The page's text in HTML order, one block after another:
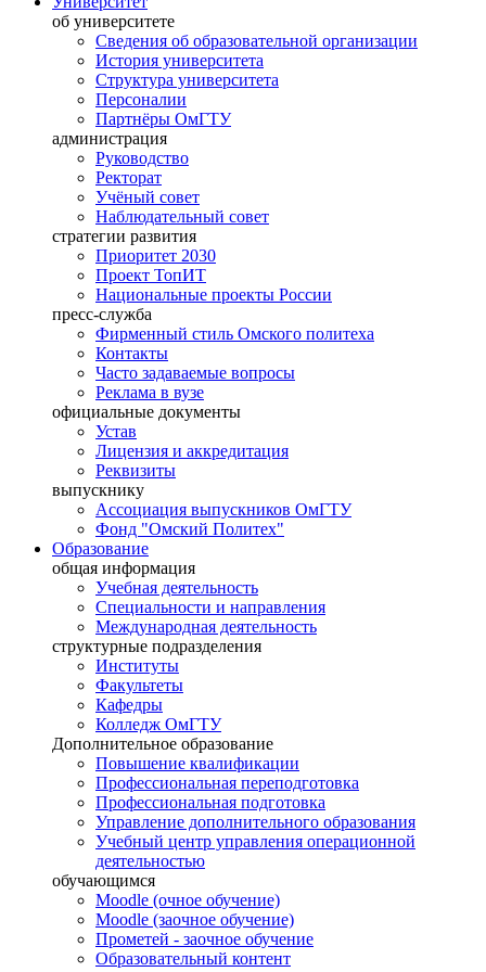
об университете
Сведения об образовательной организации
История университета
Структура университета
Персоналии
Партнёры ОмГТУ
администрация
Руководство
Ректорат
Учёный совет
Наблюдательный совет
стратегии развития
Приоритет 2030
Проект ТопИТ
Национальные проекты России
пресс-служба
Фирменный стиль Омского политеха
Контакты
Часто задаваемые вопросы
Реклама в вузе
официальные документы
Устав
Лицензия и аккредитация
Реквизиты
выпускнику
Ассоциация выпускников ОмГТУ
Фонд "Омский Политех"
Образование
общая информация
Учебная деятельность
Специальности и направления
Международная деятельность
структурные подразделения
Институты
Факультеты
Кафедры
Колледж ОмГТУ
Дополнительное образование
Повышение квалификации
Профессиональная переподготовка
Профессиональная подготовка
Управление дополнительного образования
Учебный центр управления операционной
деятельностью
обучающимся
Moodle (очное обучение)
Moodle (заочное обучение)
Прометей - заочное обучение
Образовательный контент